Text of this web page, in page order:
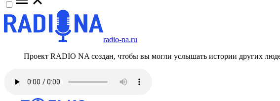
radio-na.ru
Проект RADIO NA создан, чтобы вы могли услышать истории других